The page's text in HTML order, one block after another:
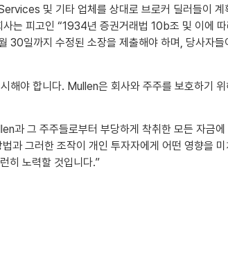
및 기타 업체를 상대로 브로커 딜러들이 계
는 피고인 “1934년 증권거래법 10b조 및 이에
30일까지 수정된 소장을 제출해야 하며, 당사자
해야 합니다. Mullen은 회사와 주주를 보호하기
그 주주들로부터 부당하게 착취한 모든 자금에
그러한 조작이 개인 투자자에게 어떤 영향을
히 노력할 것입니다.”